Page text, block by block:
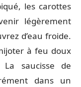
les carottes
légèrement
d’eau froide.
à feu doux
saucisse de
dans un